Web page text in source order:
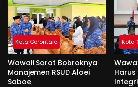
Kota Gorontalo
Wawali Sorot Bobroknya
Manajemen RSUD Aloei
Saboe
Kota
Harus